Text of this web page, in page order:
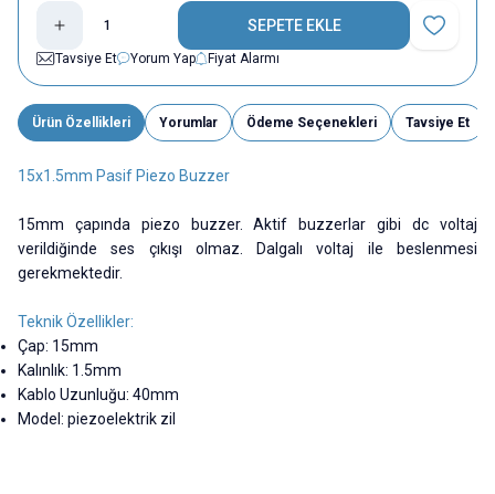
SEPETE EKLE
Favoriye
Tavsiye Et
Yorum Yap Fiyat Alarmı
Ürün Özellikleri Yorumlar Ödeme Seçenekleri Tavsiye Et
15x1.5mm Pasif Piezo Buzzer
15mm çapında piezo buzzer. Aktif buzzerlar gibi dc voltaj
verildiğinde ses çıkışı olmaz. Dalgalı voltaj ile beslenmesi
gerekmektedir.
Teknik Özellikler:
Çap: 15mm
Kalınlık: 1.5mm
Kablo Uzunluğu: 40mm
Model: piezoelektrik zil